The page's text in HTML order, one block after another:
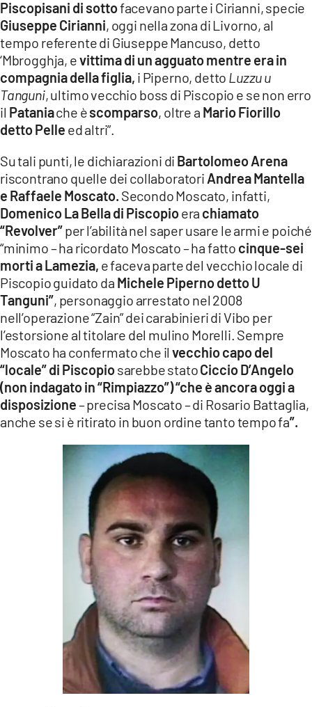
Piscopisani di sottofacevano parte i Cirianni, specie
Giuseppe Cirianni, oggi nella zona di Livorno, al
tempo referente di Giuseppe Mancuso, detto
‘Mbrogghja, evittima di un agguato mentre era in
compagnia della figlia, i Piperno, detto Luzzu u
Tanguni, ultimo vecchio boss di Piscopio e se non erro
il Pataniache èscomparso, oltre a Mario Fiorillo
detto Pelle ed altri”.
Su tali punti, le dichiarazioni di Bartolomeo Arena
riscontrano quelle dei collaboratori Andrea Mantella
e Raffaele Moscato. Secondo Moscato, infatti,
Domenico La Bella di Piscopioera chiamato
“Revolver”per l’abilità nel saper usare le armi e poiché
“minimo – ha ricordato Moscato – ha fatto cinque-sei
morti a Lamezia, e faceva parte del vecchio locale di
Piscopio guidato da Michele Piperno detto U
Tanguni”, personaggio arrestato nel 2008
nell’operazione “Zain” dei carabinieri di Vibo per
l’estorsione al titolare del mulino Morelli. Sempre
Moscato ha confermato che ilvecchio capo del
“locale” di Piscopiosarebbe statoCiccio D’Angelo
(non indagato in “Rimpiazzo”) “che è ancora oggi a
disposizione– precisa Moscato – di Rosario Battaglia,
anche se si è ritirato in buon ordine tanto tempo fa”.